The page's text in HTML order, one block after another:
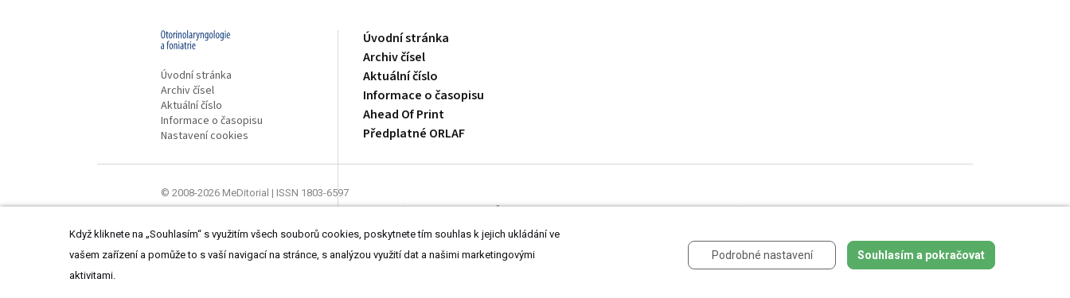
Úvodní stránka
Archiv čísel
Aktuální číslo
Informace o časopisu
Nastavení cookies
Úvodní stránka
Archiv čísel
Aktuální číslo
Informace o časopisu
Ahead Of Print
Předplatné ORLAF
© 2008-2026 MeDitorial | ISSN 1803-6597
Když kliknete na „Souhlasím“ s využitím všech souborů cookies, poskytnete tím souhlas k jejich ukládání ve
vašem zařízení a pomůže to s vaší navigací na stránce, s analýzou využití dat a našimi marketingovými
aktivitami.
Podrobné nastavení Souhlasím a pokračovat